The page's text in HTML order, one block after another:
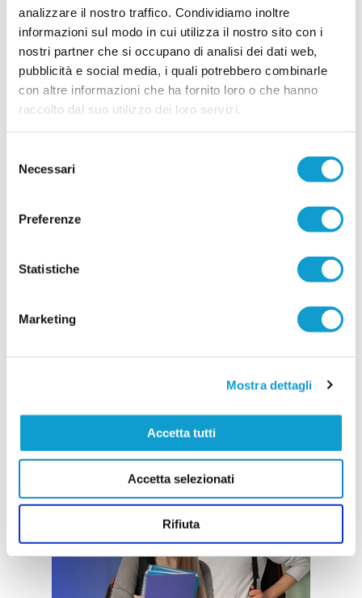
analizzare il nostro traffico. Condividiamo inoltre
informazioni sul modo in cui utilizza il nostro sito con i
nostri partner che si occupano di analisi dei dati web,
pubblicità e social media, i quali potrebbero combinarle
con altre informazioni che ha fornito loro o che hanno
raccolto dal suo utilizzo dei loro servizi.
delNecessari
Preferenze
Statistiche
Marketing
Mostra dettagli
Accetta tutti
Accetta selezionati
Rifiuta
FC OSIMO. Rinforzo in difesa: preso
Lorenzo Baccarini
reparto arretrato con l'ingaggio del difensore
centrale Lorenzo Baccarini, classe 2003, reduce
dall'ultima stagione disputata con la
...leggi
16/07/2026
Vai all'edizione provinciale